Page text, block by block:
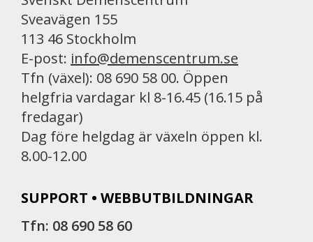
Sveavägen 155
113 46 Stockholm
E-post: info@demenscentrum.se
Tfn (växel): 08 690 58 00. Öppen
helgfria vardagar kl 8-16.45 (16.15 på
fredagar)
Dag före helgdag är växeln öppen kl.
8.00-12.00
SUPPORT • WEBBUTBILDNINGAR
Tfn: 08 690 58 60